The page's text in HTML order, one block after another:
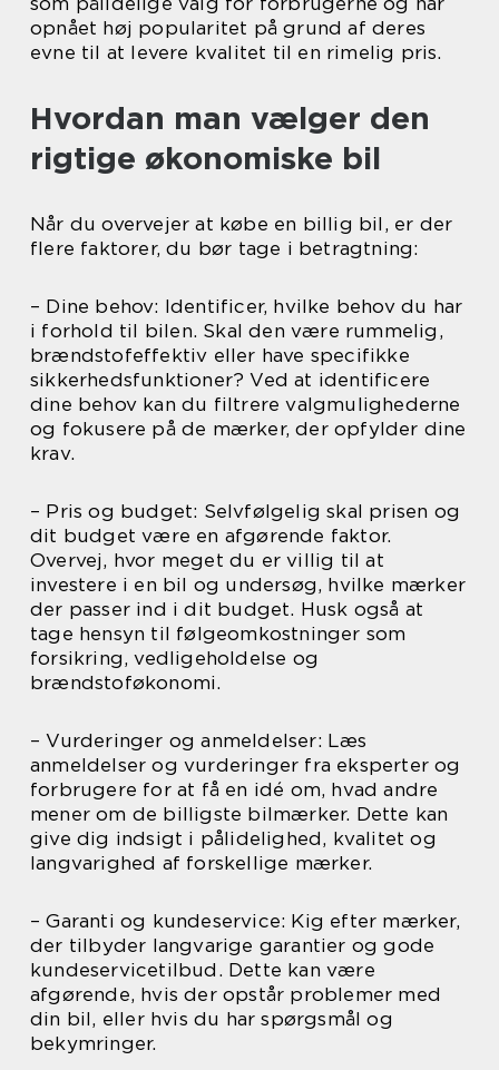
opnået høj popularitet på grund af deres
evne til at levere kvalitet til en rimelig pris.
Hvordan man vælger den
rigtige økonomiske bil
Når du overvejer at købe en billig bil, er der
flere faktorer, du bør tage i betragtning:
– Dine behov: Identificer, hvilke behov du har
i forhold til bilen. Skal den være rummelig,
brændstofeffektiv eller have specifikke
sikkerhedsfunktioner? Ved at identificere
dine behov kan du filtrere valgmulighederne
og fokusere på de mærker, der opfylder dine
krav.
– Pris og budget: Selvfølgelig skal prisen og
dit budget være en afgørende faktor.
Overvej, hvor meget du er villig til at
investere i en bil og undersøg, hvilke mærker
der passer ind i dit budget. Husk også at
tage hensyn til følgeomkostninger som
forsikring, vedligeholdelse og
brændstoføkonomi.
– Vurderinger og anmeldelser: Læs
anmeldelser og vurderinger fra eksperter og
forbrugere for at få en idé om, hvad andre
mener om de billigste bilmærker. Dette kan
give dig indsigt i pålidelighed, kvalitet og
langvarighed af forskellige mærker.
– Garanti og kundeservice: Kig efter mærker,
der tilbyder langvarige garantier og gode
kundeservicetilbud. Dette kan være
afgørende, hvis der opstår problemer med
din bil, eller hvis du har spørgsmål og
bekymringer.